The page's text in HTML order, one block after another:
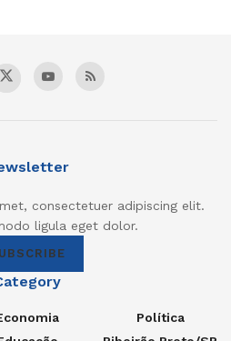
consectetuer adipiscing elit.
ligula eget dolor.
Política